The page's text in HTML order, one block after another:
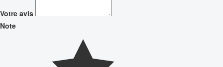
Votre avis
Note